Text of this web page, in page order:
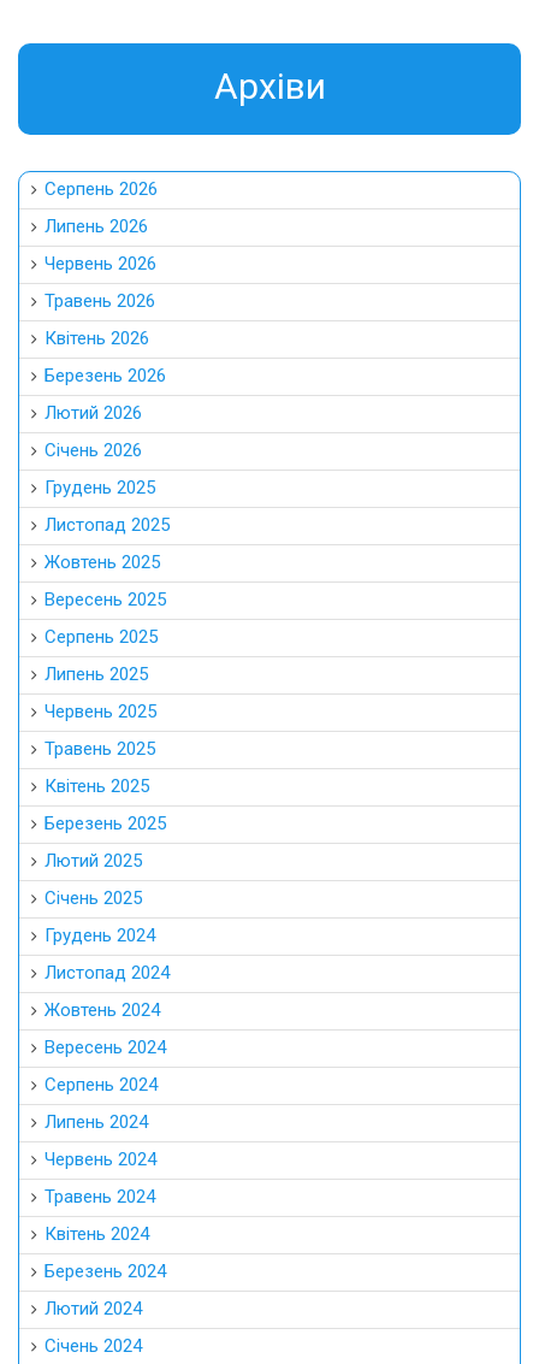
Aрхіви
Серпень 2026
Липень 2026
Червень 2026
Травень 2026
Квітень 2026
Березень 2026
Лютий 2026
Січень 2026
Грудень 2025
Листопад 2025
Жовтень 2025
Вересень 2025
Серпень 2025
Липень 2025
Червень 2025
Травень 2025
Квітень 2025
Березень 2025
Лютий 2025
Січень 2025
Грудень 2024
Листопад 2024
Жовтень 2024
Вересень 2024
Серпень 2024
Липень 2024
Червень 2024
Травень 2024
Квітень 2024
Березень 2024
Лютий 2024
Січень 2024